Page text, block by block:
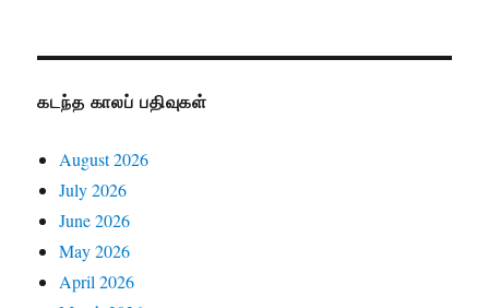
கடந்த காலப் பதிவுகள்
August 2026
July 2026
June 2026
May 2026
April 2026